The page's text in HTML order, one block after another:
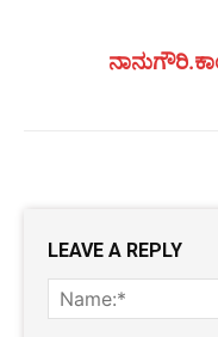
LEAVE A REPLY